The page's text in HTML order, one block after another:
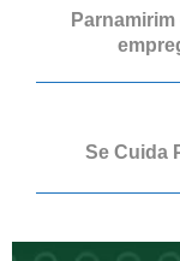
Se Cuida